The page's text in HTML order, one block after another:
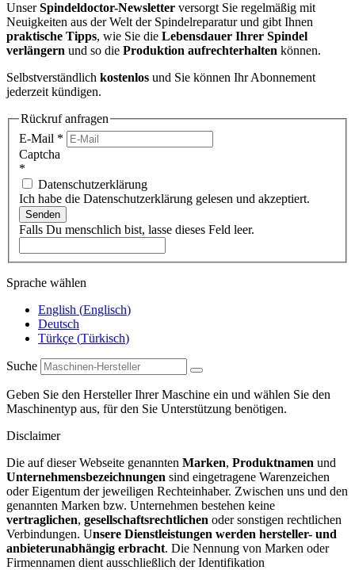
UnserSpindeldoctor-Newsletter versorgt Sie regelmäßig mit
Neuigkeiten aus der Welt der Spindelreparatur und gibt Ihnen
praktische Tipps, wie Sie die Lebensdauer Ihrer Spindel
verlängern und so die Produktion aufrechterhalten können.
Selbstverständlich kostenlos und Sie können Ihr Abonnement
jederzeit kündigen.
Rückruf anfragen
E-Mail *
Captcha
*
Datenschutzerklärung
Ich habe die Datenschutzerklärung gelesen und akzeptiert.
Senden
Falls Du menschlich bist, lasse dieses Feld leer.
Sprache wählen
English (Englisch)
Deutsch
Türkçe (Türkisch)
Suche
Geben Sie den Hersteller Ihrer Maschine ein und wählen Sie den
Maschinentyp aus, für den Sie Unterstützung benötigen.
Disclaimer
Die auf dieser Webseite genannten Marken, Produktnamen und
Unternehmensbezeichnungen sind eingetragene Warenzeichen
oder Eigentum der jeweiligen Rechteinhaber. Zwischen uns und den
genannten Marken bzw. Unternehmen bestehen keine
vertraglichen, gesellschaftsrechtlichen oder sonstigen rechtlichen
Verbindungen. Unsere Dienstleistungen werden hersteller- und
anbieterunabhängig erbracht. Die Nennung von Marken oder
Firmennamen dient ausschließlich der Identifikation